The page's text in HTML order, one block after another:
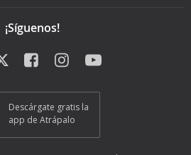
¡Síguenos!
Descárgate gratis la
app de Atrápalo